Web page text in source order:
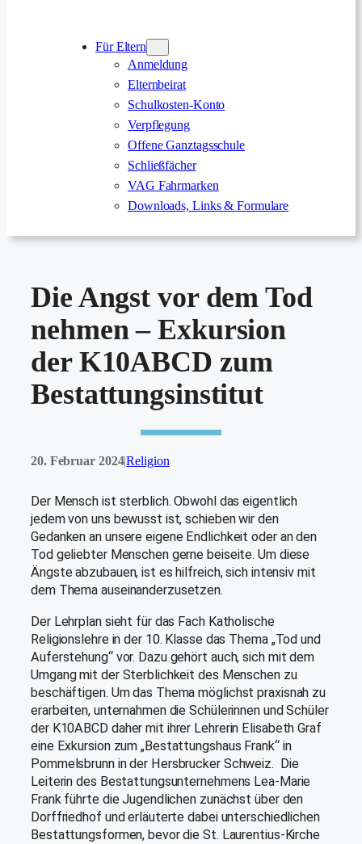
Für Eltern
Anmeldung
Elternbeirat
Schulkosten-Konto
Verpflegung
Offene Ganztagsschule
Schließfächer
VAG Fahrmarken
Downloads, Links & Formulare
Die Angst vor dem Tod
nehmen – Exkursion
der K10ABCD zum
Bestattungsinstitut
20. Februar 2024|Religion
Der Mensch ist sterblich. Obwohl das eigentlich
jedem von uns bewusst ist, schieben wir den
Gedanken an unsere eigene Endlichkeit oder an den
Tod geliebter Menschen gerne beiseite. Um diese
Ängste abzubauen, ist es hilfreich, sich intensiv mit
dem Thema auseinanderzusetzen.
Der Lehrplan sieht für das Fach Katholische
Religionslehre in der 10. Klasse das Thema „Tod und
Auferstehung“ vor. Dazu gehört auch, sich mit dem
Umgang mit der Sterblichkeit des Menschen zu
beschäftigen. Um das Thema möglichst praxisnah zu
erarbeiten, unternahmen die Schülerinnen und Schüler
der K10ABCD daher mit ihrer Lehrerin Elisabeth Graf
eine Exkursion zum „Bestattungshaus Frank“ in
Pommelsbrunn in der Hersbrucker Schweiz. Die
Leiterin des Bestattungsunternehmens Lea-Marie
Frank führte die Jugendlichen zunächst über den
Dorffriedhof und erläuterte dabei unterschiedlichen
Bestattungsformen, bevor die St. Laurentius-Kirche